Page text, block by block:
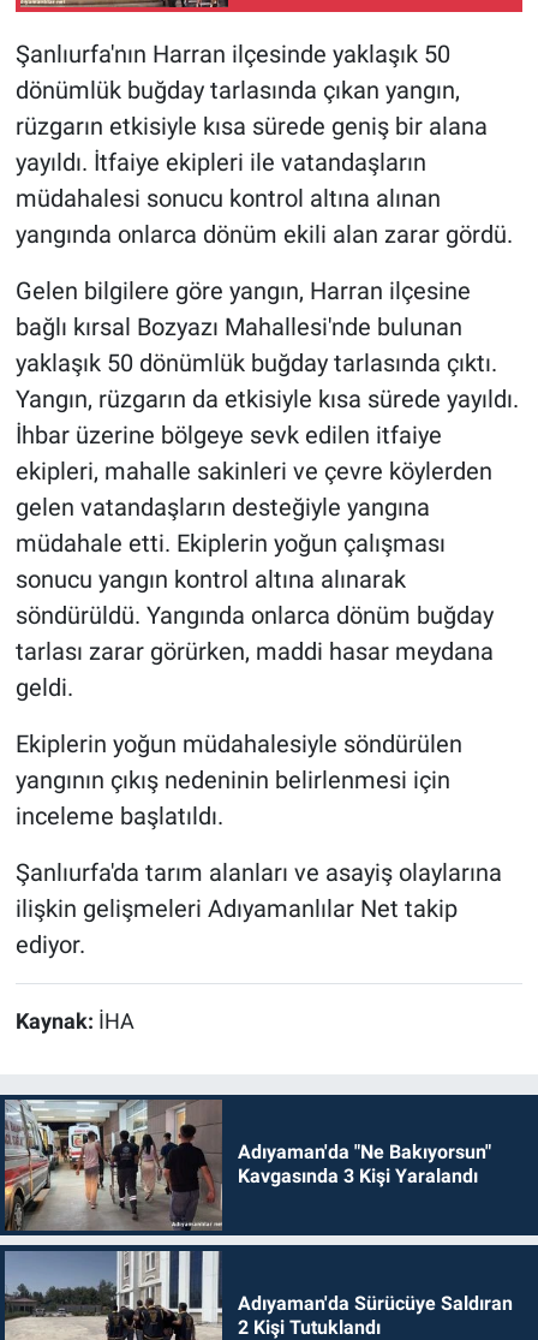
Şanlıurfa'nın Harran ilçesinde yaklaşık 50
dönümlük buğday tarlasında çıkan yangın,
rüzgarın etkisiyle kısa sürede geniş bir alana
yayıldı. İtfaiye ekipleri ile vatandaşların
müdahalesi sonucu kontrol altına alınan
yangında onlarca dönüm ekili alan zarar gördü.
Gelen bilgilere göre yangın, Harran ilçesine
bağlı kırsal Bozyazı Mahallesi'nde bulunan
yaklaşık 50 dönümlük buğday tarlasında çıktı.
Yangın, rüzgarın da etkisiyle kısa sürede yayıldı.
İhbar üzerine bölgeye sevk edilen itfaiye
ekipleri, mahalle sakinleri ve çevre köylerden
gelen vatandaşların desteğiyle yangına
müdahale etti. Ekiplerin yoğun çalışması
sonucu yangın kontrol altına alınarak
söndürüldü. Yangında onlarca dönüm buğday
tarlası zarar görürken, maddi hasar meydana
geldi.
Ekiplerin yoğun müdahalesiyle söndürülen
yangının çıkış nedeninin belirlenmesi için
inceleme başlatıldı.
Şanlıurfa'da tarım alanları ve asayiş olaylarına
ilişkin gelişmeleri Adıyamanlılar Net takip
ediyor.
Kaynak: İHA
Adıyaman'da "Ne Bakıyorsun"
Kavgasında 3 Kişi Yaralandı
Adıyaman'da Sürücüye Saldıran
2 Kişi Tutuklandı